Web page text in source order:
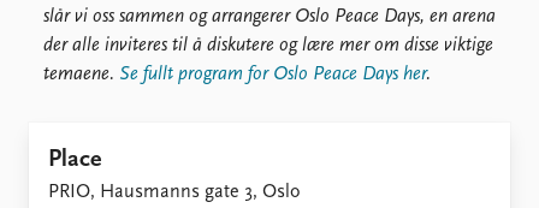
slår vi oss sammen og arrangerer Oslo Peace Days, en arena
der alle inviteres til å diskutere og lære mer om disse viktige
temaene. Se fullt program for Oslo Peace Days her.
Place
PRIO, Hausmanns gate 3, Oslo